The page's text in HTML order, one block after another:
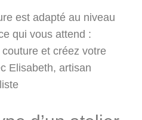
est adapté au niveau
qui vous attend :
et créez votre
Elisabeth, artisan